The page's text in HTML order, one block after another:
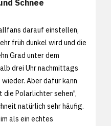
Schnee
darauf einstellen,
früh dunkel wird und die
Grad unter dem
drei Uhr nachmittags
Aber dafür kann
Polarlichter sehen",
natürlich sehr häufig.
als ein echtes